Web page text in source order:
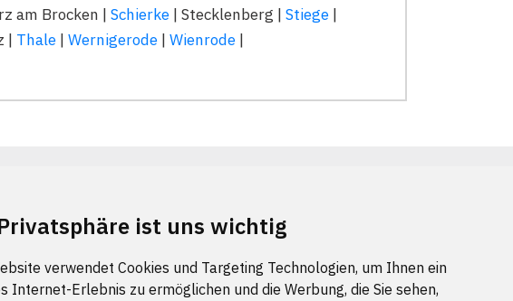
ist uns wichtig
verwendet Cookies und Targeting Technologien, um Ihnen ein
Internet-Erlebnis zu ermöglichen und die Werbung, die Sie sehen,
am Brocken | Schierke | Stecklenberg | Stiege |
| Thale | Wernigerode | Wienrode |
wurde zuletzt am 04 August 2026 aktualisiert.